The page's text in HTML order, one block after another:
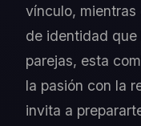
vínculo, mientras
de identidad que
parejas, esta
la pasión con la
invita a